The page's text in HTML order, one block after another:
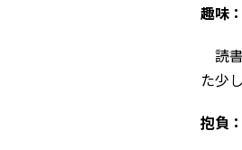
趣味
読
た少
抱負